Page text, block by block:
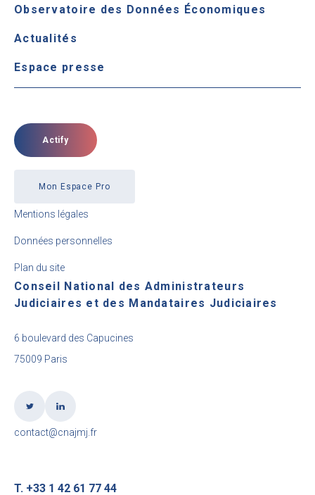
Observatoire des Données Économiques
Actualités
Espace presse
Actify
Mon Espace Pro
Mentions légales
Données personnelles
Plan du site
Conseil National des Administrateurs
Judiciaires et des Mandataires Judiciaires
6 boulevard des Capucines
75009 Paris
contact@cnajmj.fr
T. +33 1 42 61 77 44